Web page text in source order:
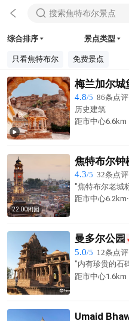
  搜索焦特布尔景点
综合排序  景点类型 
只看焦特布尔 免费景点

梅兰加尔城
4.8/5 86条点评
历史建筑
距市中心6.6km
22:00闭园
焦特布尔钟
4.3/5 32条点评
"焦特布尔老城
距市中心
曼多尔公园
5.0/5 12条点评
"内有珍贵的石
距市中心1.6km
Umaid